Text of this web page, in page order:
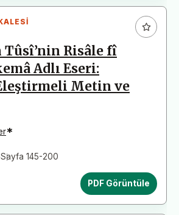
Risâle fî
Adlı Eseri:
Metin ve
*
Sayfa 145-200
PDF Görüntüle